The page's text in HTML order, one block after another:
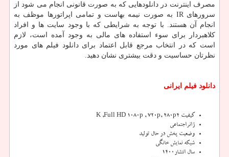
مصرف اینترنت در دانلودهایی که به صورت قانونی انجام می شود از
سرورهای IR به صورت نیمه بهاست و تمامی اپراتورها موظف به
انجام آن هستند. با توجه به شرایطی که با وجود سایت ها و افراد
کلاهبردار برای سوء استفاده های مالی به وجود آمده است، لازم
است که در انتخاب مرجع قابل اعتماد برای دانلود فیلم های مورد
نظرتان حساسیت و دقت بیشتری نشان دهید.
دانلود فیلم ایرانی
کیفیت ۴K ,Full HD 1080p , 720p, 480p
ژانراجتماعی
وضعیت پخش در حال تولید
شبکه نمایش خانگی
سال انتشار 1400